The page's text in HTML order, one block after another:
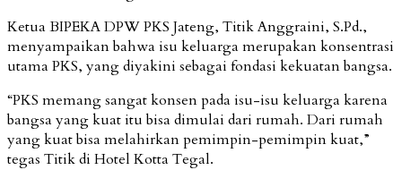
Ketua BIPEKA DPW PKS Jateng, Titik Anggraini, S.Pd.,
menyampaikan bahwa isu keluarga merupakan konsentrasi
utama PKS, yang diyakini sebagai fondasi kekuatan bangsa.
“PKS memang sangat konsen pada isu-isu keluarga karena
bangsa yang kuat itu bisa dimulai dari rumah. Dari rumah
yang kuat bisa melahirkan pemimpin-pemimpin kuat,”
tegas Titik di Hotel Kotta Tegal.